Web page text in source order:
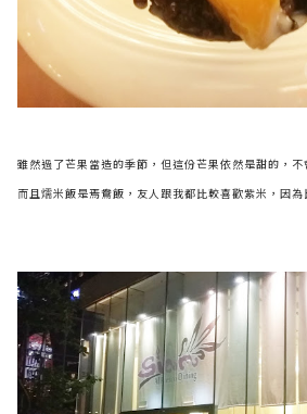
雖然過了芒果當造的季節，但這份芒果依然是甜的，不
而且燸米飯是焉鴦飯，友人跟我都比較喜歡紫米，因為